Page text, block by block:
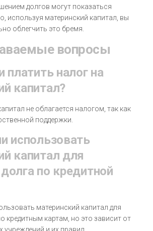
долгов могут показаться
используя материнский капитал, вы
облегчить это бремя.
вопросы
платить налог на
капитал?
не облагается налогом, так как
поддержки.
использовать
капитал для
по кредитной
материнский капитал для
кредитным картам, но это зависит от